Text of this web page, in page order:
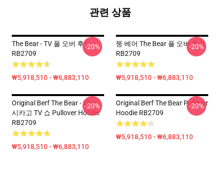
관련 상품
The Bear - TV 풀 오버 후드
RB2709
₩5,918,510 - ₩6,883,110
-20%
뚱 베어 The Bear 풀 오버 후드
RB2709
₩5,918,510 - ₩6,883,110
-20%
Original Berf The Bear - 재미
시카고 TV 쇼 Pullover Hoodie
RB2709
₩5,918,510 - ₩6,883,110
-20%
Original Berf The Bear Pullover
Hoodie RB2709
₩5,918,510 - ₩6,883,110
-20%